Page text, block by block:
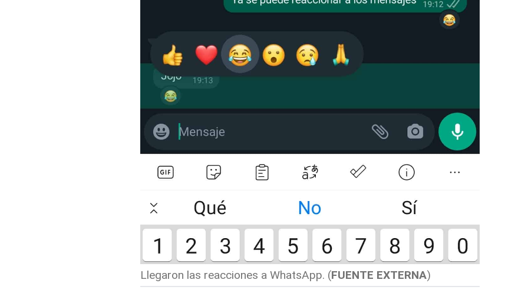
Llegaron las reacciones a WhatsApp. (FUENTE EXTERNA)